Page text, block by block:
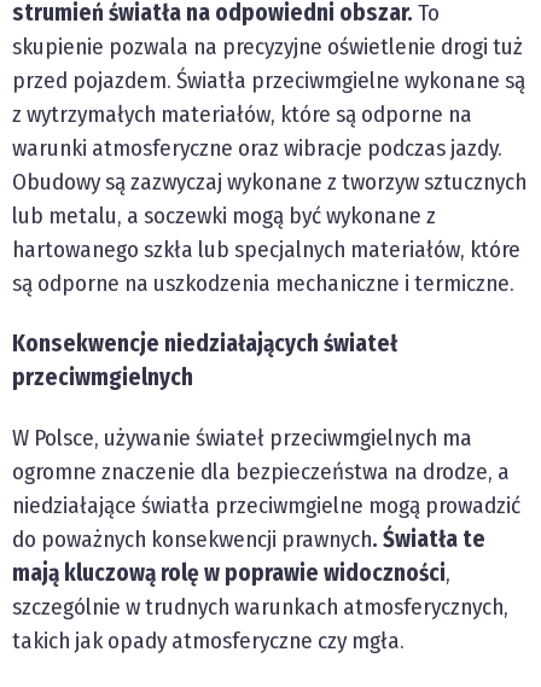
strumień światła na odpowiedni obszar. To
skupienie pozwala na precyzyjne oświetlenie drogi tuż
przed pojazdem. Światła przeciwmgielne wykonane są
z wytrzymałych materiałów, które są odporne na
warunki atmosferyczne oraz wibracje podczas jazdy.
Obudowy są zazwyczaj wykonane z tworzyw sztucznych
lub metalu, a soczewki mogą być wykonane z
hartowanego szkła lub specjalnych materiałów, które
są odporne na uszkodzenia mechaniczne i termiczne.
Konsekwencje niedziałających świateł
przeciwmgielnych
W Polsce, używanie świateł przeciwmgielnych ma
ogromne znaczenie dla bezpieczeństwa na drodze, a
niedziałające światła przeciwmgielne mogą prowadzić
do poważnych konsekwencji prawnych. Światła te
mają kluczową rolę w poprawie widoczności,
szczególnie w trudnych warunkach atmosferycznych,
takich jak opady atmosferyczne czy mgła.